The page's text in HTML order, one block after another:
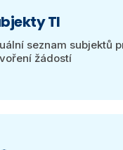
TI
seznam subjektů
žádostí